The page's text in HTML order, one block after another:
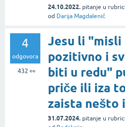
24.10.2022. pitanje u rubrici
od Darija Magdalenić
4
odgovora
432 👀
Jesu li "misli
pozitivno i
biti u redu"
priče ili iza
zaista nešto
31.07.2024. pitanje u rubrici